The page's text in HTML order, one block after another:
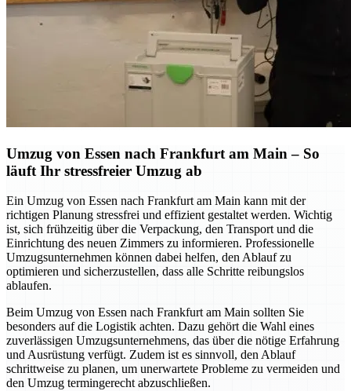
Umzug von Essen nach Frankfurt am Main – So
läuft Ihr stressfreier Umzug ab
Ein Umzug von Essen nach Frankfurt am Main kann mit der
richtigen Planung stressfrei und effizient gestaltet werden. Wichtig
ist, sich frühzeitig über die Verpackung, den Transport und die
Einrichtung des neuen Zimmers zu informieren. Professionelle
Umzugsunternehmen können dabei helfen, den Ablauf zu
optimieren und sicherzustellen, dass alle Schritte reibungslos
ablaufen.
Beim Umzug von Essen nach Frankfurt am Main sollten Sie
besonders auf die Logistik achten. Dazu gehört die Wahl eines
zuverlässigen Umzugsunternehmens, das über die nötige Erfahrung
und Ausrüstung verfügt. Zudem ist es sinnvoll, den Ablauf
schrittweise zu planen, um unerwartete Probleme zu vermeiden und
den Umzug termingerecht abzuschließen.